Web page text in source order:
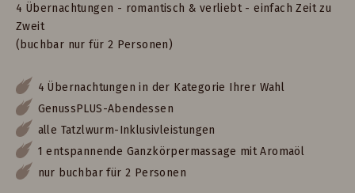
4 Übernachtungen - romantisch & verliebt - einfach Zeit zu
Zweit
(buchbar nur für 2 Personen)
4 Übernachtungen in der Kategorie Ihrer Wahl
GenussPLUS-Abendessen
alle Tatzlwurm-Inklusivleistungen
1 entspannende Ganzkörpermassage mit Aromaöl
nur buchbar für 2 Personen